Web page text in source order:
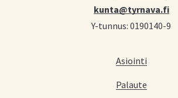
kunta@tyrnava.fi
Y-tunnus: 0190140-9
Asiointi
Palaute